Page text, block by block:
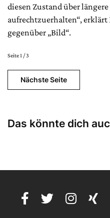
diesen Zustand über
aufrechtzuerhalten“,
gegenüber „Bild“.
Seite 1 / 3
Nächste Seite
Das könnte dich